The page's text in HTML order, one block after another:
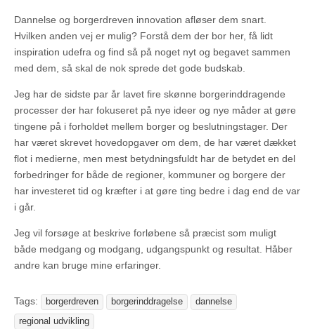
Dannelse og borgerdreven innovation afløser dem snart.
Hvilken anden vej er mulig? Forstå dem der bor her, få lidt
inspiration udefra og find så på noget nyt og begavet sammen
med dem, så skal de nok sprede det gode budskab.
Jeg har de sidste par år lavet fire skønne borgerinddragende
processer der har fokuseret på nye ideer og nye måder at gøre
tingene på i forholdet mellem borger og beslutningstager. Der
har været skrevet hovedopgaver om dem, de har været dækket
flot i medierne, men mest betydningsfuldt har de betydet en del
forbedringer for både de regioner, kommuner og borgere der
har investeret tid og kræfter i at gøre ting bedre i dag end de var
i går.
Jeg vil forsøge at beskrive forløbene så præcist som muligt
både medgang og modgang, udgangspunkt og resultat. Håber
andre kan bruge mine erfaringer.
Tags: borgerdreven borgerinddragelse
dannelse
regional udvikling